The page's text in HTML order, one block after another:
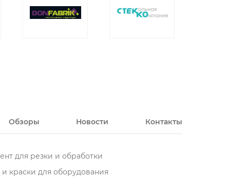
Обзоры Новости Контакты
для резки и обработки
краски для оборудования